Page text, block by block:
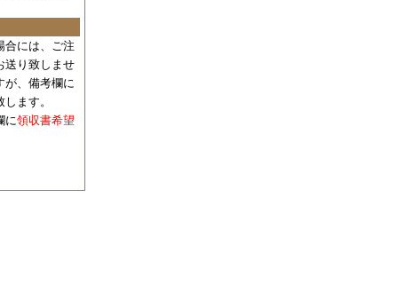
には、 ご注
送り致しませ
が、備考欄に
ます。
に領収書希望